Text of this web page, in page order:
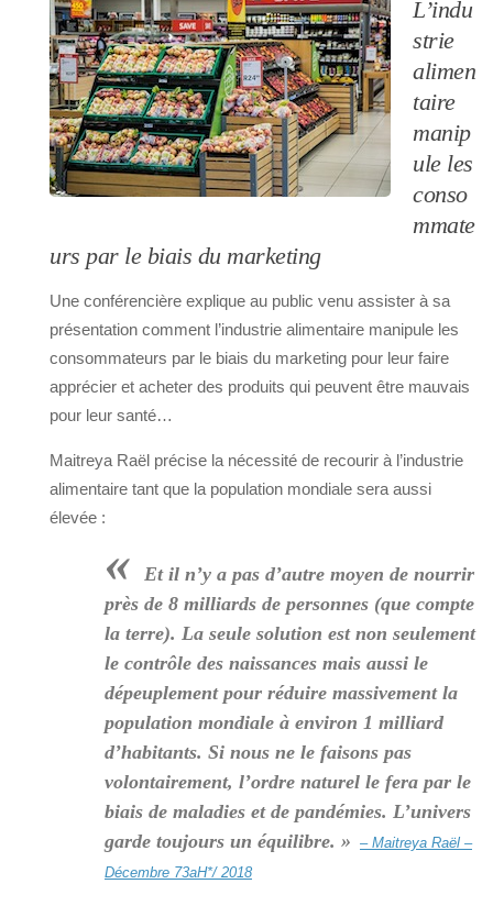
L’indu
strie
alimen
taire
manip
ule les
conso
mmate
urs par le biais du marketing
Une conférencière explique au public venu assister à sa
présentation comment l’industrie alimentaire manipule les
consommateurs par le biais du marketing pour leur faire
apprécier et acheter des produits qui peuvent être mauvais
pour leur santé…
Maitreya Raël précise la nécessité de recourir à l’industrie
alimentaire tant que la population mondiale sera aussi
élevée :
«
Et il n’y a pas d’autre moyen de nourrir
près de 8 milliards de personnes (que compte
la terre). La seule solution est non seulement
le contrôle des naissances mais aussi le
dépeuplement pour réduire massivement la
population mondiale à environ 1 milliard
d’habitants. Si nous ne le faisons pas
volontairement, l’ordre naturel le fera par le
biais de maladies et de pandémies. L’univers
garde toujours un équilibre. » – Maitreya Raël –
Décembre 73aH*/ 2018